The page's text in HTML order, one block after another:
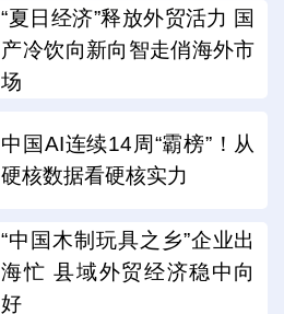
“夏日经济”释放外贸活力 国
产冷饮向新向智走俏海外市
场
中国AI连续14周“霸榜”！从
硬核数据看硬核实力
“中国木制玩具之乡”企业出
海忙 县域外贸经济稳中向
好